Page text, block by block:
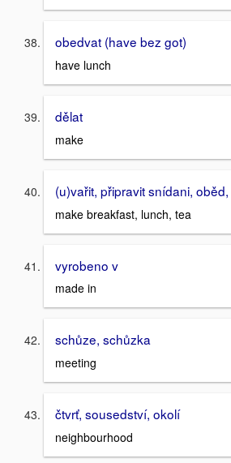
obedvat (have bez got)
have lunch
dělat
make
(u)vařit, připravit snídani,
make breakfast, lunch, tea
vyrobeno v
made in
schůze, schůzka
meeting
čtvrť, sousedství, okolí
neighbourhood